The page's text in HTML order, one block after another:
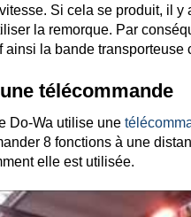
Si cela se produit, il
la remorque. Par
ainsi la bande transporteuse
télécommande
Do-Wa utilise une
8 fonctions à une
elle est utilisée.